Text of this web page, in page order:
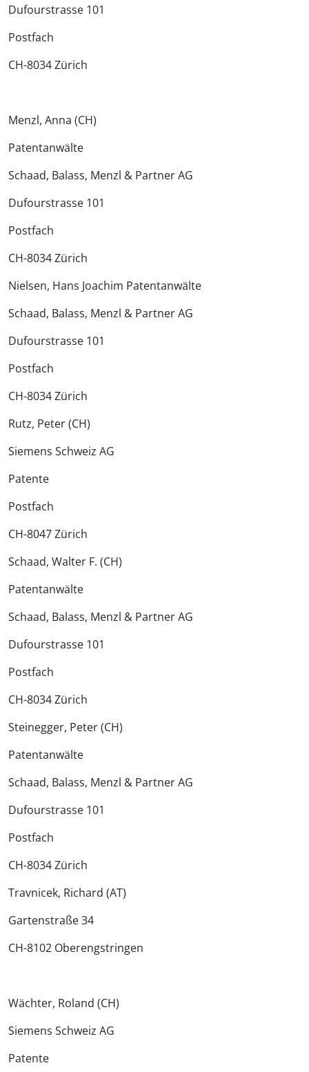
Dufourstrasse 101
Postfach
CH-8034 Zürich
Menzl, Anna (CH)
Patentanwälte
Schaad, Balass, Menzl & Partner AG
Dufourstrasse 101
Postfach
CH-8034 Zürich
Nielsen, Hans Joachim Patentanwälte
Schaad, Balass, Menzl & Partner AG
Dufourstrasse 101
Postfach
CH-8034 Zürich
Rutz, Peter (CH)
Siemens Schweiz AG
Patente
Postfach
CH-8047 Zürich
Schaad, Walter F. (CH)
Patentanwälte
Schaad, Balass, Menzl & Partner AG
Dufourstrasse 101
Postfach
CH-8034 Zürich
Steinegger, Peter (CH)
Patentanwälte
Schaad, Balass, Menzl & Partner AG
Dufourstrasse 101
Postfach
CH-8034 Zürich
Travnicek, Richard (AT)
Gartenstraße 34
CH-8102 Oberengstringen
Wächter, Roland (CH)
Siemens Schweiz AG
Patente